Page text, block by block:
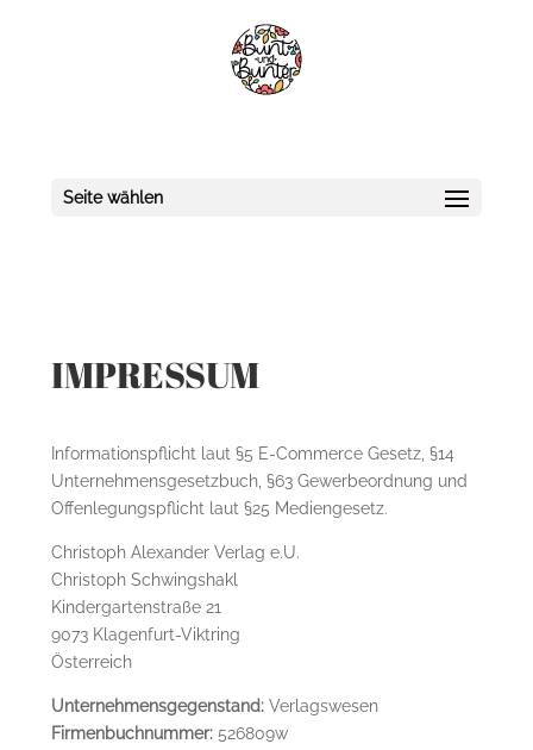
Seite wählen
IMPRESSUM
Informationspflicht laut §5 E-Commerce Gesetz, §14
Unternehmensgesetzbuch, §63 Gewerbeordnung und
Offenlegungspflicht laut §25 Mediengesetz.
Christoph Alexander Verlag e.U.
Christoph Schwingshakl
Kindergartenstraße 21
9073 Klagenfurt-Viktring
Österreich
Unternehmensgegenstand:Verlagswesen
Firmenbuchnummer:526809w